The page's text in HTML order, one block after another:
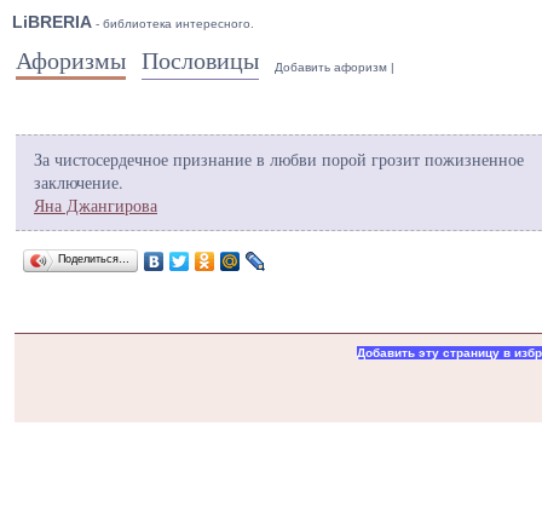
LiBRERIA - библиотека интересного.
Афоризмы Пословицы Добавить афоризм |
За чистосердечное признание в любви порой грозит пожизненное
заключение.
Яна Джангирова
Поделиться…
Добавить эту страницу в